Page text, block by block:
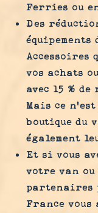
Ferries ou
Des
équipements
Accessoires
vos achats
avec 15 %
Mais ce
boutique du
également
Et si vous
votre van ou
partenaires
France